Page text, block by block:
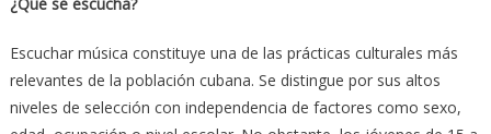
Escuchar música constituye una de las prácticas culturales más
relevantes de la población cubana. Se distingue por sus altos
niveles de selección con independencia de factores como sexo,